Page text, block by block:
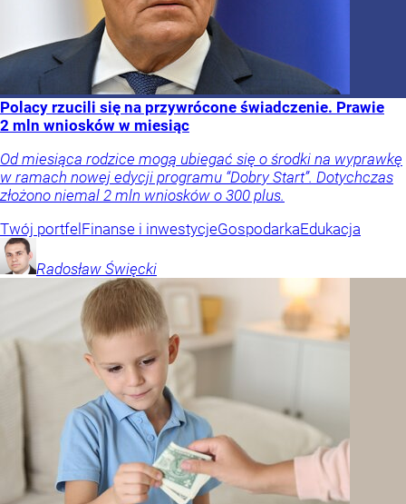
Polacy rzucili się na przywrócone świadczenie. Prawie
2 mln wniosków w miesiąc
Od miesiąca rodzice mogą ubiegać się o środki na wyprawkę
w ramach nowej edycji programu “Dobry Start”. Dotychczas
złożono niemal 2 mln wniosków o 300 plus.
Twój portfel Finanse i inwestycjeGospodarkaEdukacja
Radosław Święcki